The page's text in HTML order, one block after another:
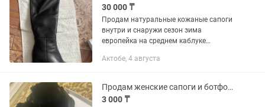
30 000 ₸
Продам натуральные кожаные сапоги
внутри и снаружи сезон зима
европейка на среднем каблуке
одевались пару раз
Актобе, 4 августа
Продам женские сапоги и ботфорты
3 000 ₸